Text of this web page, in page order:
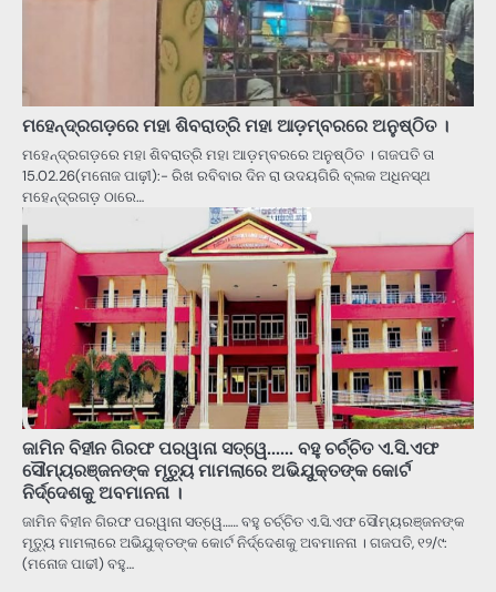
ମହେନ୍ଦ୍ରଗଡ଼ରେ ମହା ଶିବରାତ୍ରି ମହା ଆଡ଼ମ୍ବରରେ ଅନୁଷ୍ଠିତ ।
ମହେନ୍ଦ୍ରଗଡ଼ରେ ମହା ଶିବରାତ୍ରି ମହା ଆଡ଼ମ୍ବରରେ ଅନୁଷ୍ଠିତ । ଗଜପତି ତା
15.02.26(ମନୋଜ ପାଢ଼ୀ):- ରିଖ ରବିବାର ଦିନ ରା ଉଦୟଗିରି ବ୍ଲକ ଅଧିନସ୍ଥ
ମହେନ୍ଦ୍ରଗଡ଼ ଠାରେ…
ଜାମିନ ବିହୀନ ଗିରଫ ପରୱାନା ସତ୍ୱେ…… ବହୁ ଚର୍ଚ୍ଚିତ ଏ.ସି.ଏଫ
ସୌମ୍ୟରଞ୍ଜନଙ୍କ ମୃତ୍ୟୁ ମାମଲାରେ ଅଭିଯୁକ୍ତଙ୍କ କୋର୍ଟ
ନିର୍ଦ୍ଦେଶକୁ ଅବମାନନା ।
ଜାମିନ ବିହୀନ ଗିରଫ ପରୱାନା ସତ୍ୱେ…… ବହୁ ଚର୍ଚ୍ଚିତ ଏ.ସି.ଏଫ ସୌମ୍ୟରଞ୍ଜନଙ୍କ
ମୃତ୍ୟୁ ମାମଲାରେ ଅଭିଯୁକ୍ତଙ୍କ କୋର୍ଟ ନିର୍ଦ୍ଦେଶକୁ ଅବମାନନା । ଗଜପତି, ୧୨/୯:
(ମନୋଜ ପାଢୀ) ବହୁ…